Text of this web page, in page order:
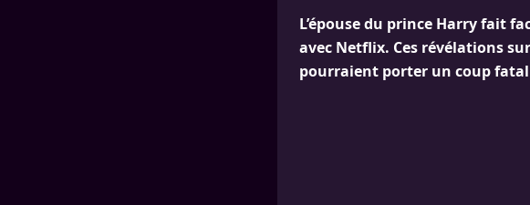
L’épouse du prince Harry fait
avec Netflix. Ces révélations
pourraient porter un coup